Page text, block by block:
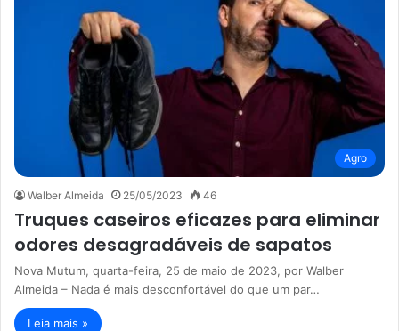
Agro
Walber Almeida 25/05/2023 46
Truques caseiros eficazes para eliminar
odores desagradáveis de sapatos
Nova Mutum, quarta-feira, 25 de maio de 2023, por Walber
Almeida – Nada é mais desconfortável do que um par…
Leia mais »